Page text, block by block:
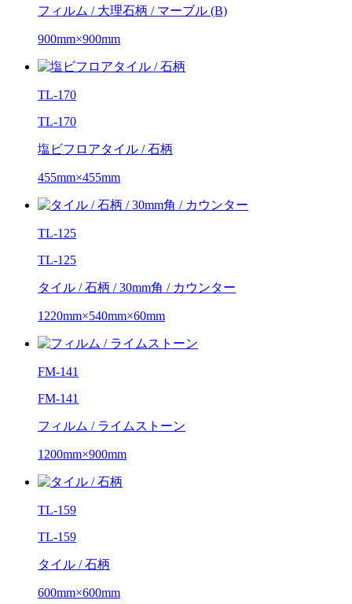
フィルム / 大理石柄 / マーブル (B)
900mm×900mm
TL-170
TL-170
塩ビフロアタイル / 石柄
455mm×455mm
TL-125
TL-125
タイル / 石柄 / 30mm角 / カウンター
1220mm×540mm×60mm
FM-141
FM-141
フィルム / ライムストーン
1200mm×900mm
TL-159
TL-159
タイル / 石柄
600mm×600mm